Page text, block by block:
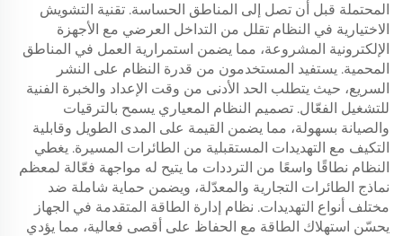
المحتملة قبل أن تصل إلى المناطق الحساسة. تقنية التشويش
الاختيارية في النظام تقلل من التداخل العرضي مع الأجهزة
الإلكترونية المشروعة، مما يضمن استمرارية العمل في المناطق
المحمية. يستفيد المستخدمون من قدرة النظام على النشر
السريع، حيث يتطلب الحد الأدنى من وقت الإعداد والخبرة الفنية
للتشغيل الفعّال. تصميم النظام المعياري يسمح بالترقيات
والصيانة بسهولة، مما يضمن القيمة على المدى الطويل وقابلية
التكيف مع التهديدات المستقبلية من الطائرات المسيرة. يغطي
النظام نطاقًا واسعًا من الترددات ما يتيح له مواجهة فعّالة لمعظم
نماذج الطائرات التجارية والمعدّلة، ويضمن حماية شاملة ضد
مختلف أنواع التهديدات. نظام إدارة الطاقة المتقدمة في الجهاز
يحسّن استهلاك الطاقة مع الحفاظ على أقصى فعالية، مما يؤدي